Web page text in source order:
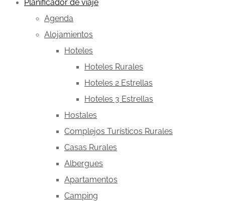
Planificador de viaje
Agenda
Alojamientos
Hoteles
Hoteles Rurales
Hoteles 2 Estrellas
Hoteles 3 Estrellas
Hostales
Complejos Turísticos Rurales
Casas Rurales
Albergues
Apartamentos
Camping